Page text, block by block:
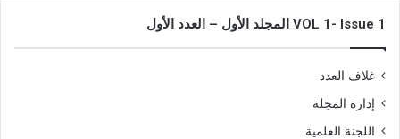
VOL 1- Issue 1 المجلد الأول – العدد الأول
غلاف العدد
إدارة المجلة
اللجنة العلمية